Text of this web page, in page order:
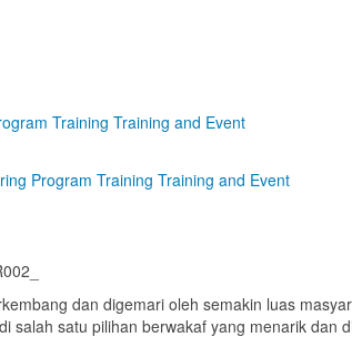
Training Training and Event
Program Training Training and Event
dan digemari oleh semakin luas
salah satu pilihan berwakaf yang menarik dan